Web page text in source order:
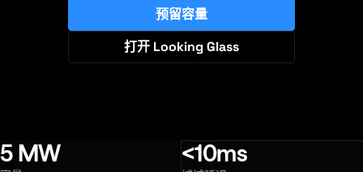
预留容量
打开 Looking Glass
5 MW <10ms